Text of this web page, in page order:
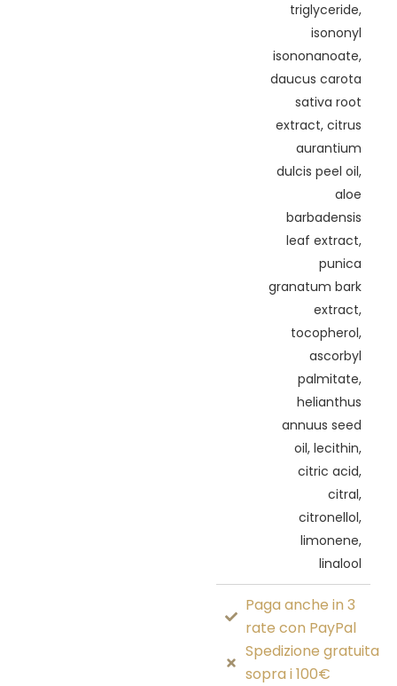
triglyceride,
isononyl
isononanoate,
daucus carota
sativa root
extract, citrus
aurantium
dulcis peel oil,
aloe
barbadensis
leaf extract,
punica
granatum bark
extract,
tocopherol,
ascorbyl
palmitate,
helianthus
annuus seed
oil, lecithin,
citric acid,
citral,
citronellol,
limonene,
linalool
Paga anche in 3
rate con PayPal
Spedizione gratuita
sopra i 100€